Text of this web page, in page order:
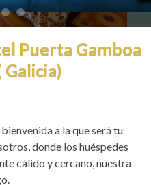
Puerta Gamboa
Galicia)
a la que será tu
donde los huéspedes
cálido y cercano, nuestra